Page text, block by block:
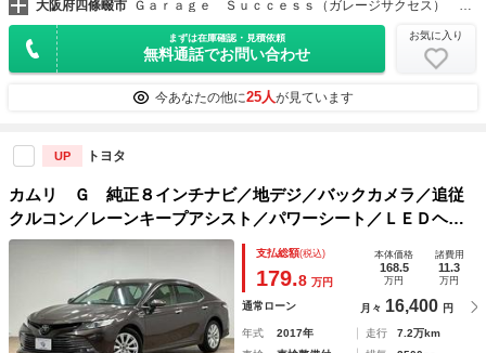
大阪府四條畷市
まずは在庫確認・見積依頼
無料通話でお問い合わせ
お気に入り
今あなたの他に25人が見ています
UP トヨタ
カムリ Ｇ 純正８インチナビ／地デジ／バックカメラ／追従
クルコン／レーンキープアシスト／パワーシート／ＬＥＤヘッ
ドライト／オートハイビーム／ＢＳＭ／ＥＴＣ／電動パーキン
支払総額(税込)
179.8 万円
本体価格
168.5
万円
諸費用
11.3
万円
通常ローン 月々 16,400 円
年式 2017年 走行
7.2万km